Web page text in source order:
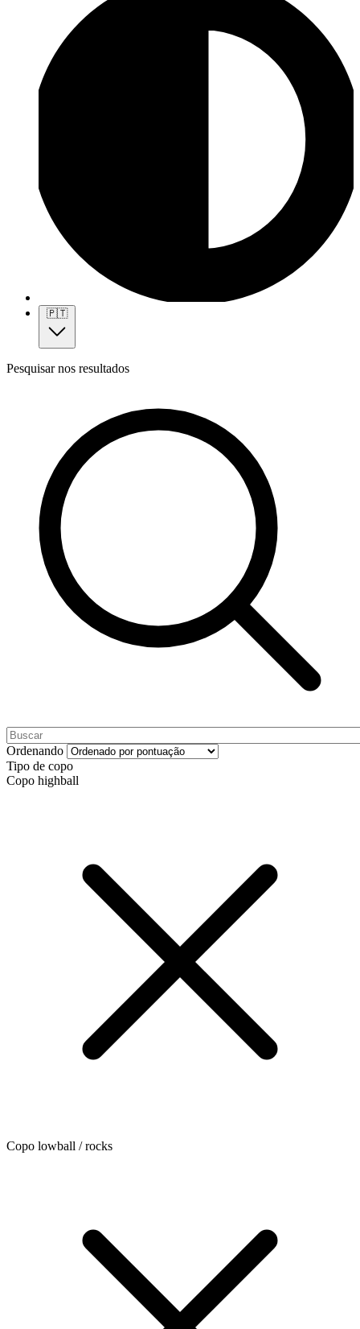
🇵🇹
Pesquisar nos resultados
Ordenando
Tipo de copo
Copo highball
Copo lowball / rocks